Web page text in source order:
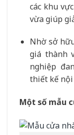
các khu
vừa giúp
Nhờ sở
giá thành
nghiệp
thiết kế
Một số mẫu